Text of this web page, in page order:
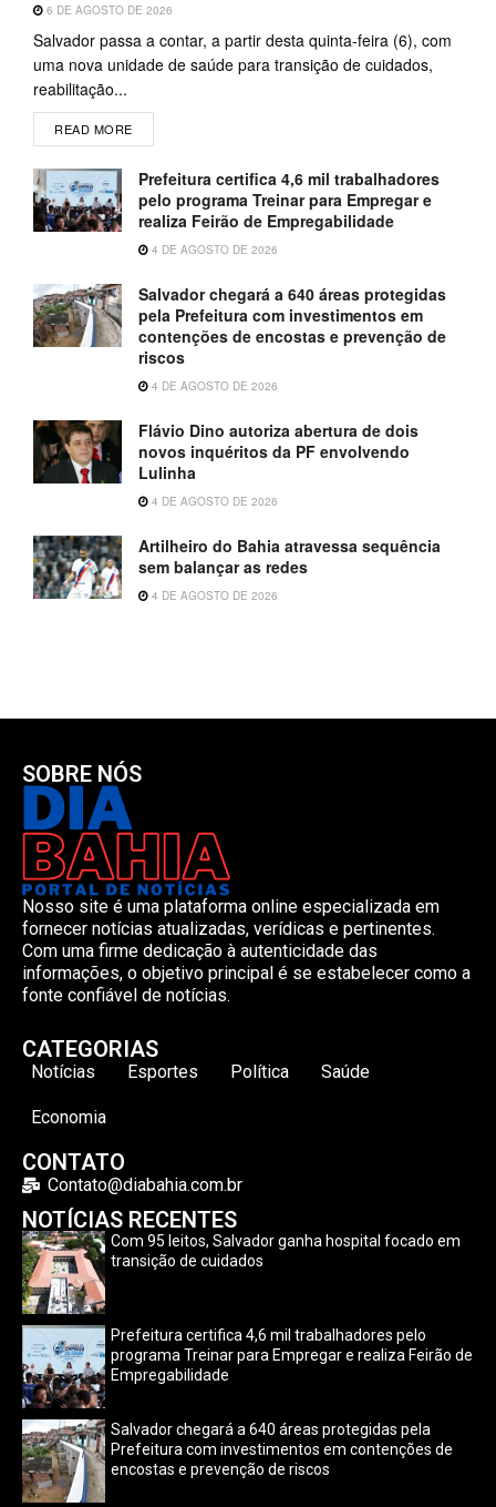
6 DE AGOSTO DE 2026
Salvador passa a contar, a partir desta quinta-feira (6), com
uma nova unidade de saúde para transição de cuidados,
reabilitação...
READ MORE
Prefeitura certifica 4,6 mil trabalhadores
pelo programa Treinar para Empregar e
realiza Feirão de Empregabilidade
4 DE AGOSTO DE 2026
Salvador chegará a 640 áreas protegidas
pela Prefeitura com investimentos em
contenções de encostas e prevenção de
riscos
4 DE AGOSTO DE 2026
Flávio Dino autoriza abertura de dois
novos inquéritos da PF envolvendo
Lulinha
4 DE AGOSTO DE 2026
Artilheiro do Bahia atravessa sequência
sem balançar as redes
4 DE AGOSTO DE 2026
SOBRE NÓS
Nosso site é uma plataforma online especializada em
fornecer notícias atualizadas, verídicas e pertinentes.
Com uma firme dedicação à autenticidade das
informações, o objetivo principal é se estabelecer como a
fonte confiável de notícias.
CATEGORIAS
Notícias Esportes Política Saúde
Economia
CONTATO
Contato@diabahia.com.br
NOTÍCIAS RECENTES
Com 95 leitos, Salvador ganha hospital focado em
transição de cuidados
Prefeitura certifica 4,6 mil trabalhadores pelo
programa Treinar para Empregar e realiza Feirão de
Empregabilidade
Salvador chegará a 640 áreas protegidas pela
Prefeitura com investimentos em contenções de
encostas e prevenção de riscos